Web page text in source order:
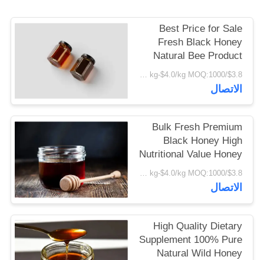
PRIVACY
POLICY
Best Price for Sale
Fresh Black Honey
Natural Bee Product
Daily Dietary
Supplement Food
Grade Premium Black
$3.8/kg-$4.0/kg MOQ:1000 كجم
الاتصال
Bulk Fresh Premium
Black Honey High
Nutritional Value Honey
Food Grade Sweet
Black Honey in Barrel
Packaging
$3.8/kg-$4.0/kg MOQ:1000 كجم
الاتصال
High Quality Dietary
Supplement 100% Pure
Natural Wild Honey